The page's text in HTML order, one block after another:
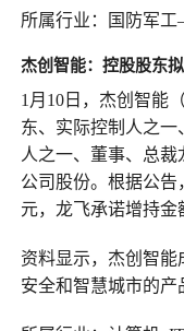
所属行业：国防军
杰创智能：控股股东
1月10日，杰创智能
东、实际控制人之一
人之一、董事、总
公司股份。根据公告
元，龙飞承诺增持金
资料显示，杰创智能
安全和智慧城市的产